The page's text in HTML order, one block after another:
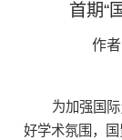
首期“
作者
为加强国
好学术氛围，